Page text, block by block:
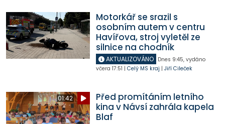
Motorkář se srazil s
osobním autem v centru
Havířova, stroj vyletěl ze
silnice na chodník
AKTUALIZOVÁNO Dnes 9:45, vydáno
včera 17:51 | Celý MS kraj | Jiří Cileček
01:42
Před promítáním letního
kina v Návsí zahrála kapela
Blaf